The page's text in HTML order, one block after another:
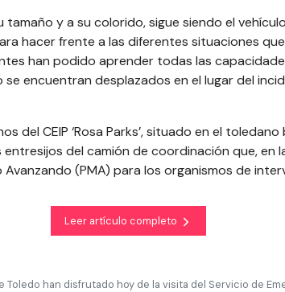
tamaño y a su colorido, sigue siendo el
hacer frente a las diferentes situaciones
han podido aprender todas las
encuentran desplazados en el lugar del
del CEIP ‘Rosa Parks’, situado en el
del camión de coordinación que, en
(PMA) para los organismos de
Leer artículo completo
Toledo han disfrutado hoy de la visita del Servicio de